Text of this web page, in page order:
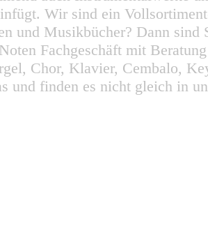
Wir sind ein
und Musikbücher? Dann
Fachgeschäft mit
Chor, Klavier, Cembalo,
und finden es nicht gleich in